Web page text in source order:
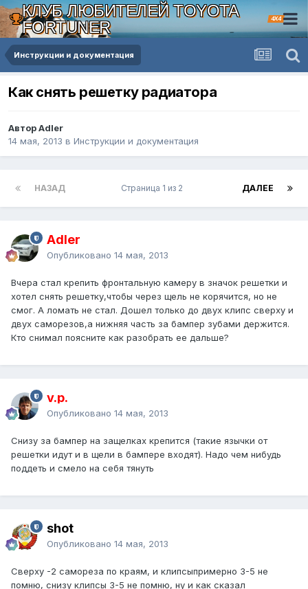
КЛУБ ЛЮБИТЕЛЕЙ TOYOTA
FORTUNER
4X4
Инструкции и документация
Как снять решетку радиатора
Автор Adler
14 мая, 2013 в Инструкции и документация
НАЗАД ДАЛЕЕ
Страница 1 из 2
Adler
Опубликовано 14 мая, 2013
Вчера стал крепить фронтальную камеру в значок решетки и
хотел снять решетку,чтобы через щель не корячится, но не
смог. А ломать не стал. Дошел только до двух клипс сверху и
двух саморезов,а нижняя часть за бампер зубами держится.
Кто снимал поясните как разобрать ее дальше?
v.p.
Опубликовано 14 мая, 2013
Снизу за бампер на защелках крепится (такие язычки от
решетки идут и в щели в бампере входят). Надо чем нибудь
поддеть и смело на себя тянуть
shot
Опубликовано 14 мая, 2013
Сверху -2 самореза по краям, и клипсыпримерно 3-5 не
помню, снизу клипсы 3-5 не помню, ну и как сказал